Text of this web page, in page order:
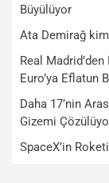
Büyülüyor
Ata Demirağ
Real
Euro’ya Eflatun
Daha 17’nin
Gizemi
SpaceX’in